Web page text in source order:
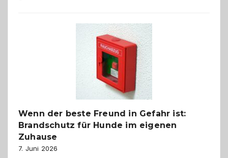
bewusst
herzlich
gestalten
Wenn der beste Freund in Gefahr ist:
Brandschutz für Hunde im eigenen
Zuhause
7. Juni 2026